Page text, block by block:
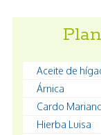
Aceite de
Árnica
Cardo
Hierba Luisa